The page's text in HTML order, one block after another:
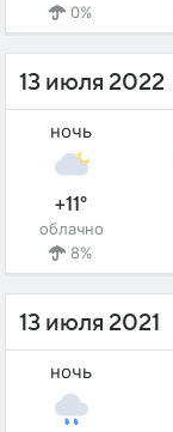
0%
13 июля 2022
ночь
+11°
облачно
8%
13 июля 2021
ночь